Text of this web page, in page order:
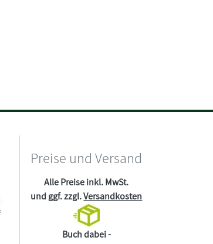
Preise und Versand
Alle Preise inkl. MwSt.
und ggf. zzgl.Versandkosten
Buch dabei -